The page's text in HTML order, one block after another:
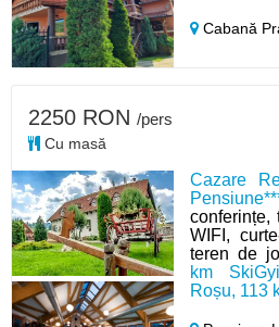
Cabană
Cazare
conferințe,
WIFI,
teren de
km
Roșu, 113
2250 RON /pers
Cu masă